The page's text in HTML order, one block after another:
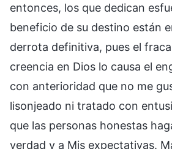
entonces, los que dedican
beneficio de su destino están
derrota definitiva, pues el
creencia en Dios lo causa el
con anterioridad que no me
lisonjeado ni tratado con
que las personas honestas
verdad y a Mis expectativas.